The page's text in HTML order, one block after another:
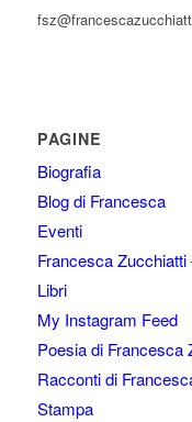
PAGINE
Biografia
Blog di Francesca
Eventi
Francesca
Libri
My Instagram Feed
Poesia di Francesca
Racconti di
Stampa